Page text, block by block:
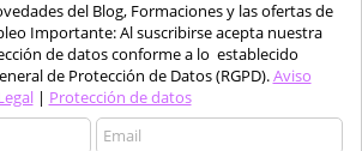
del Blog, Formaciones y las ofertas de
Importante: Al suscribirse acepta nuestra
de datos conforme a lo establecido
de Protección de Datos (RGPD).Aviso
| Protección de datos